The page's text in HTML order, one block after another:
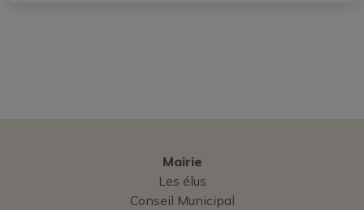
Mairie
Les élus
Conseil Municipal